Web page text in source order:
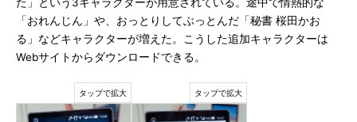
「おれんじん」や、おっとりしてぶっとんだ「秘書 桜田かお
る」などキャラクターが増えた。こうした追加キャラクターは
Webサイトからダウンロードできる。